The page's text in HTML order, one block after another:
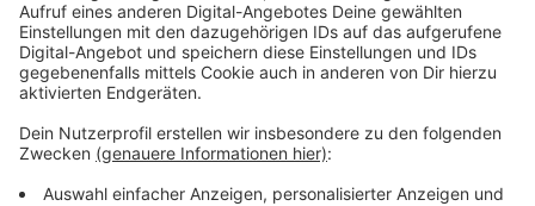
Weitere Meldungen aus Leverkusen
Anzeige
Tausende Menschen in Leverkusen nutzen Tafel der
Dinge